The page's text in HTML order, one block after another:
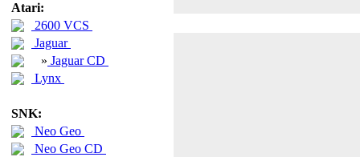
Atari:
2600 VCS
Jaguar
» Jaguar CD
Lynx
SNK:
Neo Geo
Neo Geo CD